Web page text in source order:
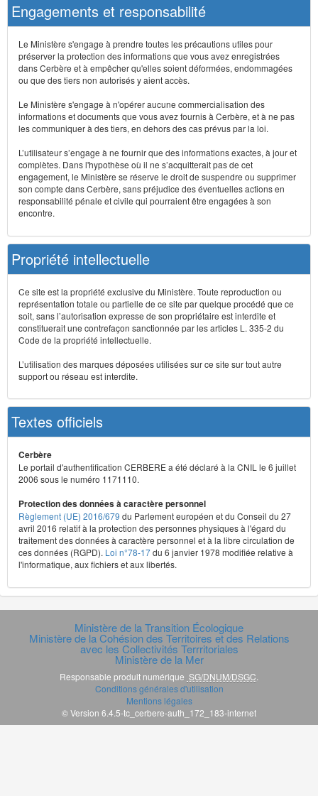
Engagements et responsabilité
Le Ministère s'engage à prendre toutes les précautions utiles pour
préserver la protection des informations que vous avez enregistrées
dans Cerbère et à empêcher qu'elles soient déformées, endommagées
ou que des tiers non autorisés y aient accès.
Le Ministère s'engage à n'opérer aucune commercialisation des
informations et documents que vous avez fournis à Cerbère, et à ne pas
les communiquer à des tiers, en dehors des cas prévus par la loi.
L’utilisateur s’engage à ne fournir que des informations exactes, à jour et
complètes. Dans l'hypothèse où il ne s’acquitterait pas de cet
engagement, le Ministère se réserve le droit de suspendre ou supprimer
son compte dans Cerbère, sans préjudice des éventuelles actions en
responsabilité pénale et civile qui pourraient être engagées à son
encontre.
Propriété intellectuelle
Ce site est la propriété exclusive du Ministère. Toute reproduction ou
représentation totale ou partielle de ce site par quelque procédé que ce
soit, sans l’autorisation expresse de son propriétaire est interdite et
constituerait une contrefaçon sanctionnée par les articles L. 335-2 du
Code de la propriété intellectuelle.
L’utilisation des marques déposées utilisées sur ce site sur tout autre
support ou réseau est interdite.
Textes officiels
Cerbère
Le portail d'authentification CERBERE a été déclaré à la CNIL le 6 juillet
2006 sous le numéro 1171110.
Protection des données à caractère personnel
Règlement (UE) 2016/679 du Parlement européen et du Conseil du 27
avril 2016 relatif à la protection des personnes physiques à l'égard du
traitement des données à caractère personnel et à la libre circulation de
ces données (RGPD). Loi n°78-17du 6 janvier 1978 modifiée relative à
l'informatique, aux fichiers et aux libertés.
Ministère de la Transition Écologique
Ministère de la Cohésion des Territoires et des Relations
avec les Collectivités Terrritoriales
Ministère de la Mer
Responsable produit numérique SG/DNUM/DSGC
Conditions générales d'utilisation
Mentions légales
© Version 6.4.5-tc_cerbere-auth_172_183-internet